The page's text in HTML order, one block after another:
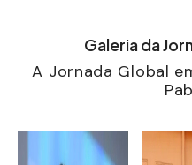
Galeria da
A Jornada Global